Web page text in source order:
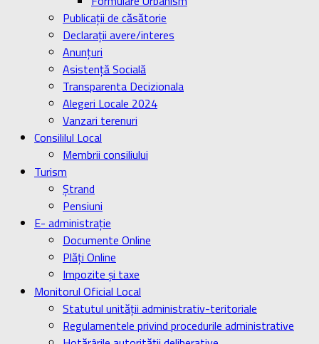
Publicaţii de căsătorie
Declaraţii avere/interes
Anunţuri
Asistenţă Socială
Transparenta Decizionala
Alegeri Locale 2024
Vanzari terenuri
Consililul Local
Membrii consiliului
Turism
Ştrand
Pensiuni
E- administrație
Documente Online
Plăți Online
Impozite și taxe
Monitorul Oficial Local
Statutul unității administrativ-teritoriale
Regulamentele privind procedurile administrative